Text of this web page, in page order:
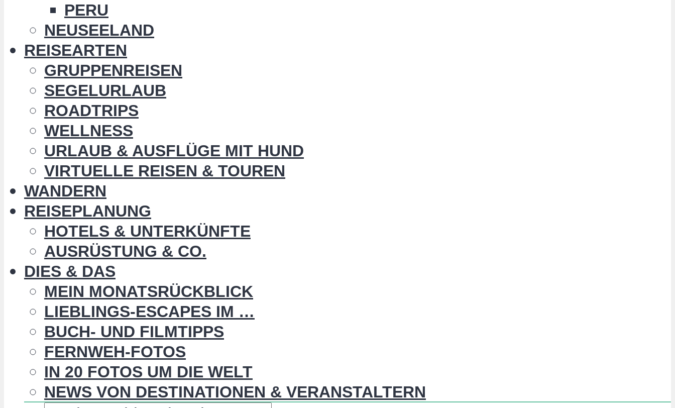
PERU
NEUSEELAND
REISEARTEN
GRUPPENREISEN
SEGELURLAUB
ROADTRIPS
WELLNESS
URLAUB & AUSFLÜGE MIT HUND
VIRTUELLE REISEN & TOUREN
WANDERN
REISEPLANUNG
HOTELS & UNTERKÜNFTE
AUSRÜSTUNG & CO.
DIES & DAS
MEIN MONATSRÜCKBLICK
LIEBLINGS-ESCAPES IM …
BUCH- UND FILMTIPPS
FERNWEH-FOTOS
IN 20 FOTOS UM DIE WELT
NEWS VON DESTINATIONEN & VERANSTALTERN